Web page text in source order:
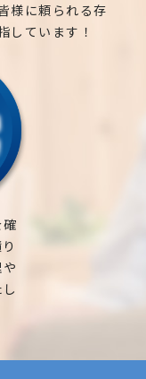
様に頼られる存
しています！